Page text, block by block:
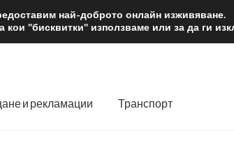
лв.
и рекламации Транспорт
най-доброто онлайн изживяване.
"бисквитки" използваме или за да ги